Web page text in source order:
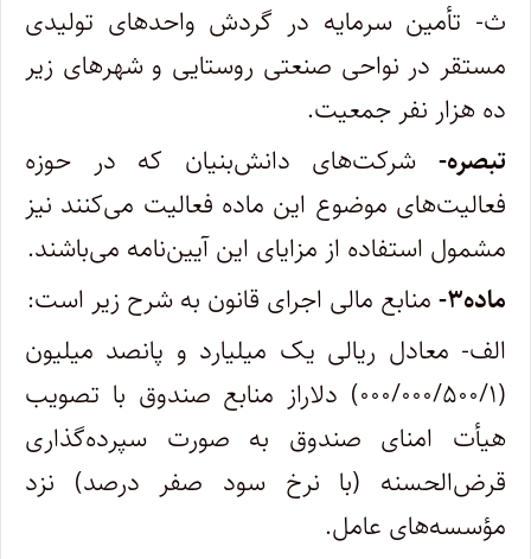
ث- تأمین سرمایه در گردش واحدهای تولیدی
مستقر در نواحی صنعتی روستایی و شهرهای زیر
ده هزار نفر جمعیت.
تبصره- شرکت‌های دانش‌بنیان که در حوزه
فعالیت‌های موضوع این ماده فعالیت می‌کنند نیز
مشمول استفاده از مزایای این آیین‌نامه می‌باشند.
ماده۳- منابع مالی اجرای قانون به شرح زیر است:
الف- معادل ریالی یک میلیارد و پانصد میلیون
(۰۰۰/۰۰۰/۵۰۰/۱) دلاراز منابع صندوق با تصویب
هیأت امنای صندوق به صورت سپرده‌گذاری
قرض‌الحسنه (با نرخ سود صفر درصد) نزد
مؤسسه‌های عامل.